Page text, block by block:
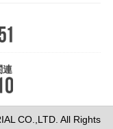
連
CO.,LTD. All Rights